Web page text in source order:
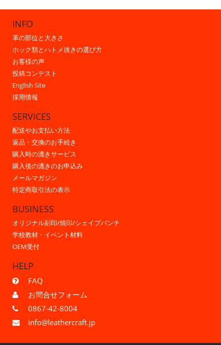
INFO
革の部位と大きさ
ホック類とハトメ抜きの選び方
お客様の声
投稿コンテスト
English Site
採用情報
SERVICES
配送やお支払い方法
返品・交換のお手続き
購入時の漉きサービス
購入後の漉きのお申込み
メールマガジン
特定商取引法の表示
BUSINESS
オリジナル刻印/焼印/シェイプパンチ
学校教材・イベント材料
OEM受付
HELP
FAQ
お問合せフォーム
0867-42-8004
info@leathercraft.jp